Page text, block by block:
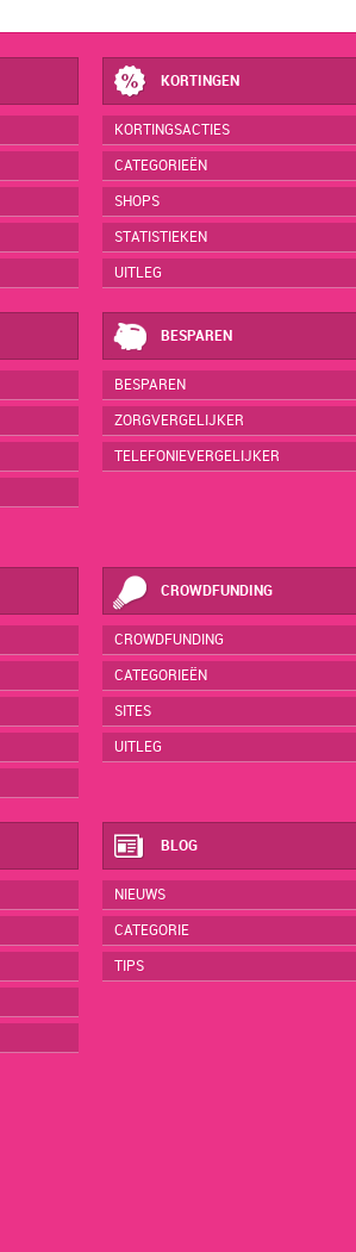
KORTINGEN
KORTINGSACTIES
CATEGORIEËN
SHOPS
STATISTIEKEN
UITLEG
BESPAREN
BESPAREN
ZORGVERGELIJKER
TELEFONIEVERGELIJKER
CROWDFUNDING
CROWDFUNDING
CATEGORIEËN
SITES
UITLEG
BLOG
NIEUWS
CATEGORIE
TIPS